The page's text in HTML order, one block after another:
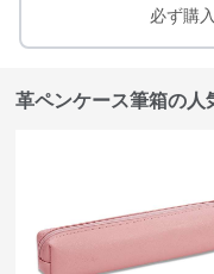
必ず購
革ペンケース筆箱の人